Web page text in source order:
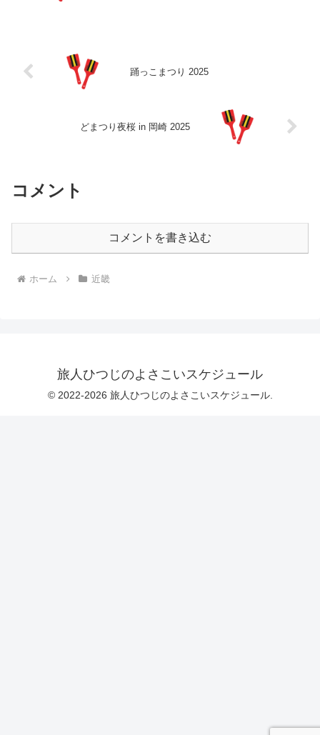
踊っこまつり 2025
どまつり夜桜 in 岡崎 2025
コメント
コメントを書き込む
ホーム 近畿
旅人ひつじのよさこいスケジュール
© 2022-2026 旅人ひつじのよさこいスケジュール.